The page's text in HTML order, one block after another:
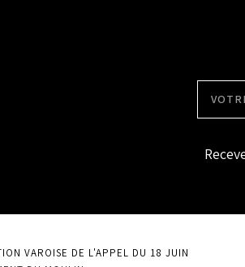
VAROISE DE L'APPEL DU 18 JUIN